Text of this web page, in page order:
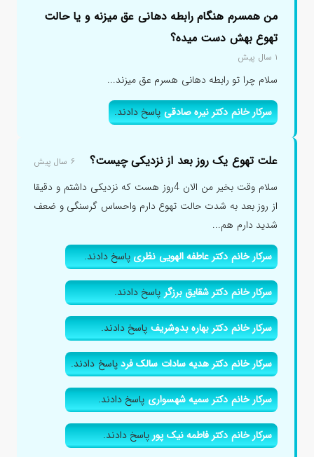
من همسرم هنگام رابطه دهانی عق میزنه و یا حالت
تهوع بهش دست میده؟
۱ سال پیش
سلام چرا تو رابطه دهانی هسرم عق میزند...
سرکار خانم دکتر نیره صادقیپاسخ دادند.
علت تهوع یک روز بعد از نزدیکی چیست؟ ۶ سال پیش
سلام وقت بخیر من الان 4روز هست که نزدیکی داشتم و دقیقا
از روز بعد به شدت حالت تهوع دارم واحساس گرسنگی و ضعف
شدید دارم هم...
سرکار خانم دکتر عاطفه الهویی نظریپاسخ دادند.
سرکار خانم دکتر شقایق برزگرپاسخ دادند.
سرکار خانم دکتر بهاره بدوشریفپاسخ دادند.
سرکار خانم دکتر هدیه سادات سالک فردپاسخ دادند.
سرکار خانم دکتر سمیه شهسواریپاسخ دادند.
سرکار خانم دکتر فاطمه نیک پورپاسخ دادند.